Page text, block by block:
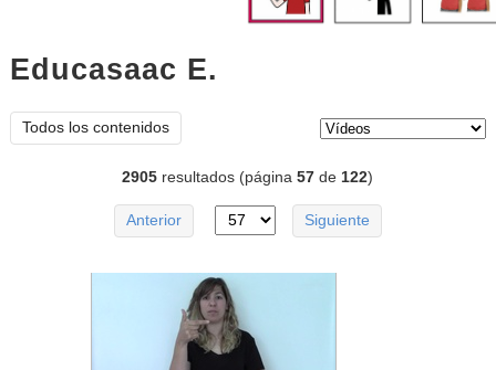
Educasaac E.
Todos los contenidos
2905 resultados (página57 de122)
Anterior Siguiente